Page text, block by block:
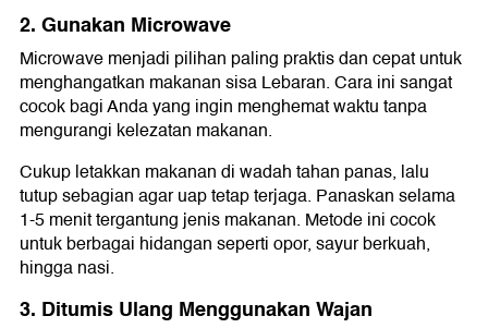
2. Gunakan Microwave
Microwave menjadi pilihan paling praktis dan cepat untuk
menghangatkan makanan sisa Lebaran. Cara ini sangat
cocok bagi Anda yang ingin menghemat waktu tanpa
mengurangi kelezatan makanan.
Cukup letakkan makanan di wadah tahan panas, lalu
tutup sebagian agar uap tetap terjaga. Panaskan selama
1-5 menit tergantung jenis makanan. Metode ini cocok
untuk berbagai hidangan seperti opor, sayur berkuah,
hingga nasi.
3. Ditumis Ulang Menggunakan Wajan